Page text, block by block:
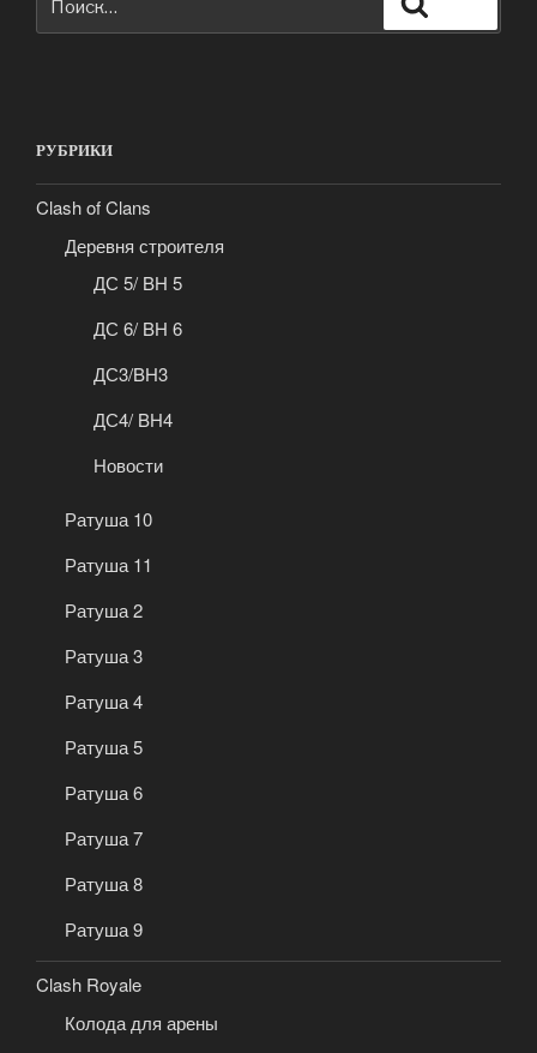
РУБРИКИ
Clash of Clans
Деревня строителя
ДС 5/ BH 5
ДС 6/ BH 6
ДС3/BH3
ДС4/ BH4
Новости
Ратуша 10
Ратуша 11
Ратуша 2
Ратуша 3
Ратуша 4
Ратуша 5
Ратуша 6
Ратуша 7
Ратуша 8
Ратуша 9
Clash Royale
Колода для арены